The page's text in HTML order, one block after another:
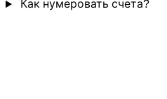
Как нумеровать счета?